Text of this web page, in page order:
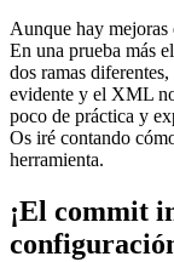
Aunque hay mejoras
En una prueba más
dos ramas
evidente y el XML
poco de práctica y
Os iré contando
herramienta.
¡El commit